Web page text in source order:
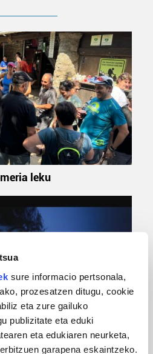
sure informacio pertsonala,
prozesatzen ditugu, cookie
eta zure gailuko
publizitate eta eduki
eta edukiaren neurketa,
garapena eskaintzeko.
leku
aukera 'KimiK' eta